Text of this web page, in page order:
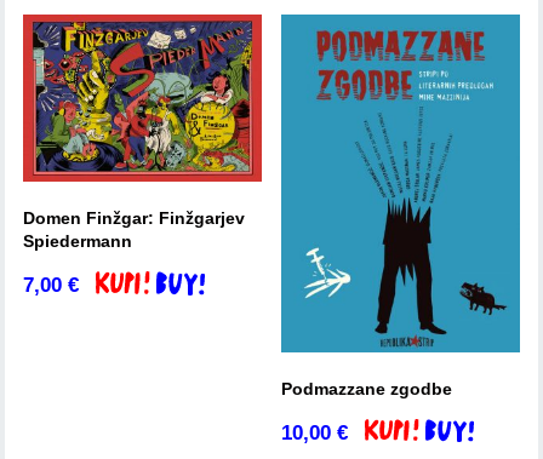
Domen Finžgar: Finžgarjev
Spiedermann
7,00€ Dodaj v košarico
Podmazzane zgodbe
10,00€ Dodaj v košarico